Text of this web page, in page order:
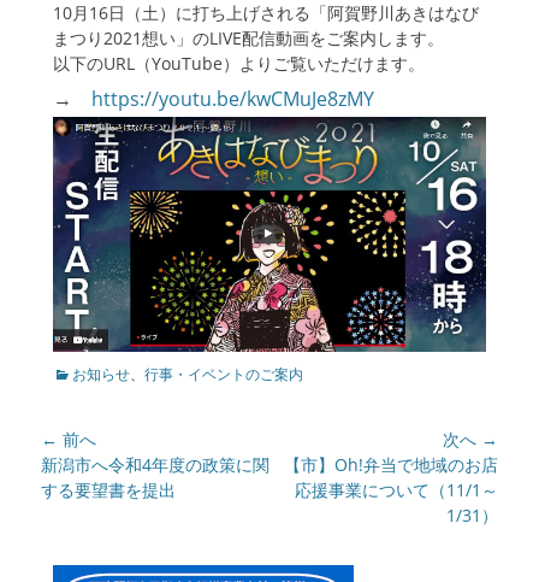
日
者
10月16日（土）に打ち上げされる「阿賀野川あきはなび
まつり2021想い」のLIVE配信動画をご案内します。
以下のURL（YouTube）よりご覧いただけます。
→ https://youtu.be/kwCMuJe8zMY
カ
リ
ー
お知らせ、 行事・イベントのご案内
投
稿
ナ
ゲ
← 前へ
前
の
新潟市へ令和4年度の政策に関
する要望書を提出
次へ →
【市】Oh!弁当で地域のお店
応援事業について（11/1～
1/31）